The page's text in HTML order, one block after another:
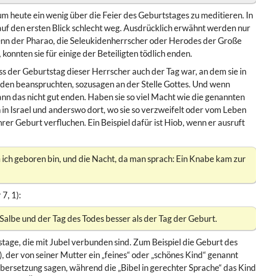
heute ein wenig über die Feier des Geburtstages zu meditieren. In
den ersten Blick schlecht weg. Ausdrücklich erwähnt werden nur
der Pharao, die Seleukidenherrscher oder Herodes der Große
sie für einige der Beteiligten tödlich enden.
der Geburtstag dieser Herrscher auch der Tag war, an dem sie in
beanspruchten, sozusagen an der Stelle Gottes. Und wenn
das nicht gut enden. Haben sie so viel Macht wie die genannten
Israel und anderswo dort, wo sie so verzweifelt oder vom Leben
Geburt verfluchen. Ein Beispiel dafür ist Hiob, wenn er ausruft
geboren bin, und die Nacht, da man sprach: Ein Knabe kam zur
1):
und der Tag des Todes besser als der Tag der Geburt.
die mit Jubel verbunden sind. Zum Beispiel die Geburt des
der von seiner Mutter ein „feines“ oder „schönes Kind“ genannt
sagen, während die „Bibel in gerechter Sprache“ das Kind